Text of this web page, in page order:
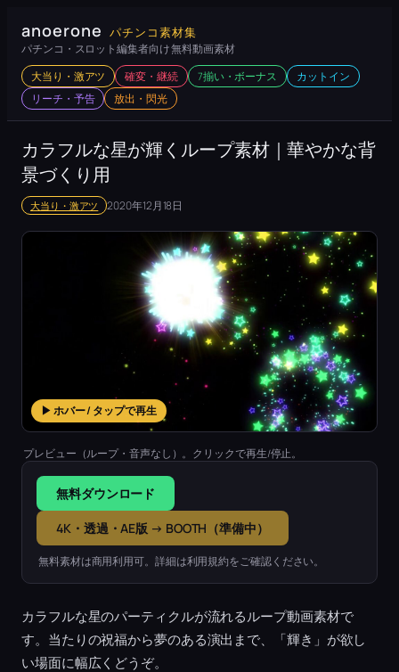
容
ス
キ
anoerone パチンコ素材集
パチンコ・スロット編集者向け 無料動画素材
大当り・激アツ 確変・継続 7揃い・ボーナス
カットイン
リーチ・予告
放出・閃光
カラフルな星が輝くループ素材｜華やかな背
景づくり用
大当り・激アツ 2020年12月18日
▶ ホバー / タップで再生
プレビュー（ループ・音声なし）。クリックで再生/停止。
無料ダウンロード
4K・透過・AE版 → BOOTH（準備中）
無料素材は商用利用可。詳細は利用規約をご確認ください。
カラフルな星のパーティクルが流れるループ動画素材で
す。当たりの祝福から夢のある演出まで、「輝き」が欲し
い場面に幅広くどうぞ。